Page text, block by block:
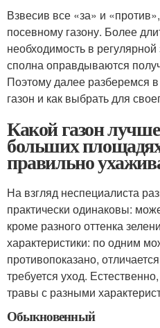
Взвесив все «за» и
посевному газону. Более
необходимость в
сполна оправдываются
Поэтому далее разберемся
газон и как выбрать для
Какой газон
больших
правильно
На взгляд неспециалиста
практически одинаковы:
кроме разного оттенка
характеристики: по одним
противопоказано,
требуется уход.
травы с разными
Обыкновенный